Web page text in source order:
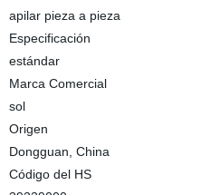
apilar pieza a pieza
Especificación
estándar
Marca Comercial
sol
Origen
Dongguan, China
Código del HS